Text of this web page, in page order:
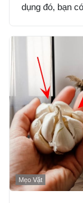
dụng đó, bạn
hoàn toàn.
Mẹo Vặt